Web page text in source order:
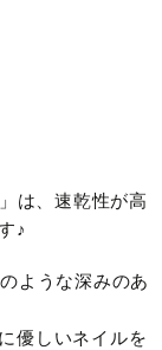
は、速乾性が高
♪
ような深みのあ
優しいネイルを